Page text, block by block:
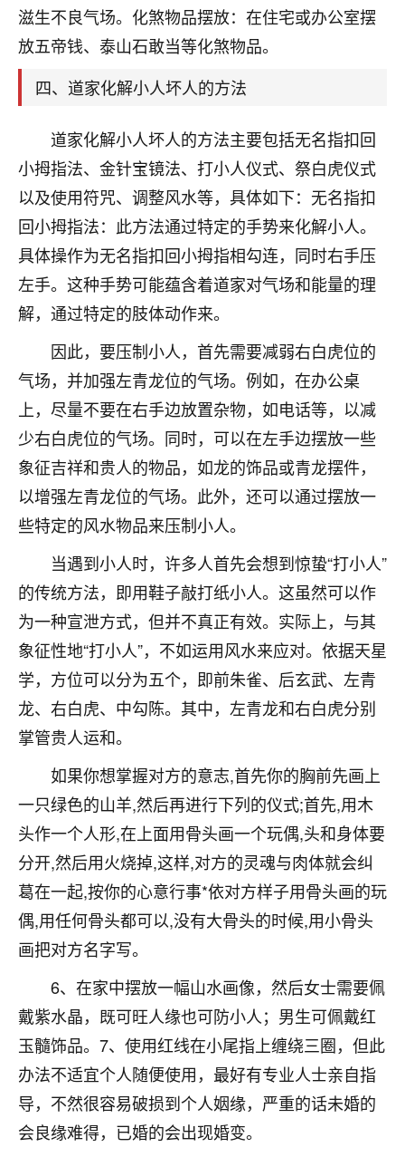
滋生不良气场。化煞物品摆放：在住宅或办公室摆
放五帝钱、泰山石敢当等化煞物品。
四、道家化解小人坏人的方法
道家化解小人坏人的方法主要包括无名指扣回
小拇指法、金针宝镜法、打小人仪式、祭白虎仪式
以及使用符咒、调整风水等，具体如下：无名指扣
回小拇指法：此方法通过特定的手势来化解小人。
具体操作为无名指扣回小拇指相勾连，同时右手压
左手。这种手势可能蕴含着道家对气场和能量的理
解，通过特定的肢体动作来。
因此，要压制小人，首先需要减弱右白虎位的
气场，并加强左青龙位的气场。例如，在办公桌
上，尽量不要在右手边放置杂物，如电话等，以减
少右白虎位的气场。同时，可以在左手边摆放一些
象征吉祥和贵人的物品，如龙的饰品或青龙摆件，
以增强左青龙位的气场。此外，还可以通过摆放一
些特定的风水物品来压制小人。
当遇到小人时，许多人首先会想到惊蛰“打小人”
的传统方法，即用鞋子敲打纸小人。这虽然可以作
为一种宣泄方式，但并不真正有效。实际上，与其
象征性地“打小人”，不如运用风水来应对。依据天星
学，方位可以分为五个，即前朱雀、后玄武、左青
龙、右白虎、中勾陈。其中，左青龙和右白虎分别
掌管贵人运和。
如果你想掌握对方的意志,首先你的胸前先画上
一只绿色的山羊,然后再进行下列的仪式;首先,用木
头作一个人形,在上面用骨头画一个玩偶,头和身体要
分开,然后用火烧掉,这样,对方的灵魂与肉体就会纠
葛在一起,按你的心意行事*依对方样子用骨头画的玩
偶,用任何骨头都可以,没有大骨头的时候,用小骨头
画把对方名字写。
6、在家中摆放一幅山水画像，然后女士需要佩
戴紫水晶，既可旺人缘也可防小人；男生可佩戴红
玉髓饰品。7、使用红线在小尾指上缠绕三圈，但此
办法不适宜个人随便使用，最好有专业人士亲自指
导，不然很容易破损到个人姻缘，严重的话未婚的
会良缘难得，已婚的会出现婚变。
鹿森：你可以找老师看看，人有时不服命不行
啊！
是我从找店开始都是找慧来老师跟进的，选
大环境不好，但是我家生意还可以，前几天又
刚找老师做了补财库，希望财运更好一点！
2小时前 来自海南 18
梦醒时分
我女儿高二叛逆，大半年不上学，一说她就要死要活
的，把我们两口子愁的不行，朋友给我推荐的慧来老
师，一开始我是病急乱投医，这半年来，法事一个个
做完，我女儿跟变了个人一样，不期望她能考多好的
大学，只要能安安稳稳的把书读了，身体心理都健健
康康的我就很知足了！
鹿森：可怜天下父母心啊！
3小时前 来自河北 16
付深
我是公司人事调整，有升迁机会，但同时竞争的我们
三个，找老师的时候是抱着侥幸心理，没想到老师看
着我晋升有望，我半信半疑的按照老师建议，做了化
太岁还有一个发钱粮，本来年前的人事调整，拖到年
后，我以为都没戏了，结果开年一上班，开会提拔升
职第一个就是我，职务无所谓，主要是底薪加了
3000，非常开心，无论如何，感恩感谢！🙏🏻
鹿森 ：恭喜升职加薪！！，请客吗？�
32
心心相印
我身体不太好，总是病病殃殃的，去检查又没什么大
问题，反正就是不舒服。中医西医看遍了，找不到问
题，后来无意中看到有人推荐慧来老师，跟老师聊过
之后，心情豁然开朗，也听老师建议，处理了一些因
果问题。今年以来，身体比以前好多，主要是心情好
了，老师说境随心转，现在深有体会了。
鹿森：是的，其实跟老师聊过之后，最大的感
触，首先就是心态会变好，万般皆是命，半点
不由人！
1天前 来自四川 9
金白水清
我也想找老师看看，有没有人给个联系方式的啊？
鹿森：慧来老师微信：gjsy0624